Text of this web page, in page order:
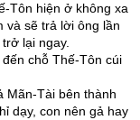
Tôn hiện ở không xa
và sẽ trả lời ông lần
lại ngay.
chỗ Thế-Tôn cúi
Mãn-Tài bên thành
dạy, con nên gả hay